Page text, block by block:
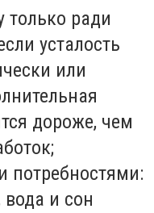
только ради
усталость
или
дороже, чем
потребностями:
вода и сон